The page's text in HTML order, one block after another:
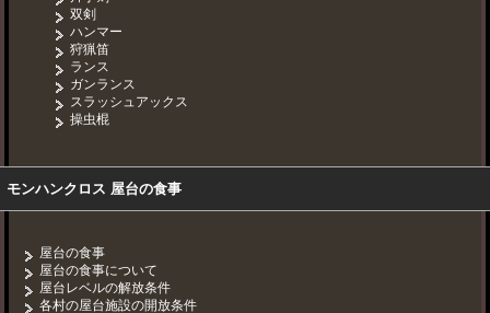
双剣
ハンマー
狩猟笛
ランス
ガンランス
スラッシュアックス
操虫棍
モンハンクロス 屋台の食事
屋台の食事
屋台の食事について
屋台レベルの解放条件
各村の屋台施設の開放条件